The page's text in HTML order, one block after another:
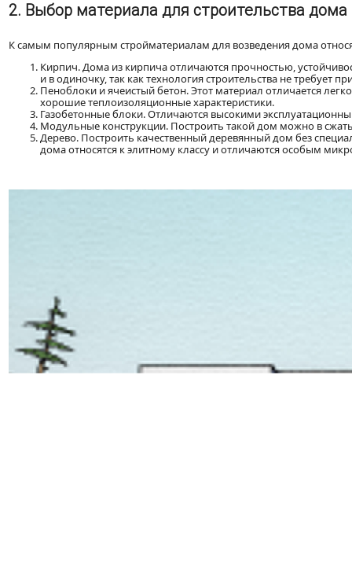
2. Выбор материала для строительства дома
К самым популярным стройматериалам для возведения дома
Кирпич. Дома из кирпича отличаются прочностью,
и в одиночку, так как технология строительства не требует
Пеноблоки и ячеистый бетон. Этот материал отличается
хорошие теплоизоляционные характеристики.
Газобетонные блоки. Отличаются высокими
Модульные конструкции. Построить такой дом можно в
Дерево. Построить качественный деревянный дом без
дома относятся к элитному классу и отличаются особым